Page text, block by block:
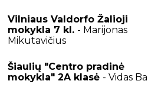
Vilniaus Valdorfo Žalioji
mokykla 7 kl. - Marijonas
Mikutavičius
Šiaulių "Centro pradinė
mokykla" 2A klasė - Vidas